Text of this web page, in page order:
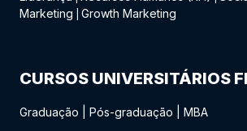
Marketing
Growth Marketing
CURSOS UNIVERSITÁRIOS
Graduação Pós-graduação MBA